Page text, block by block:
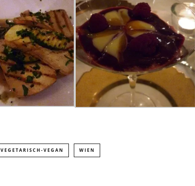
VEGETARISCH-VEGAN WIEN